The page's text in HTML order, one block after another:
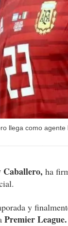
llega como
ha
y
Premier League.